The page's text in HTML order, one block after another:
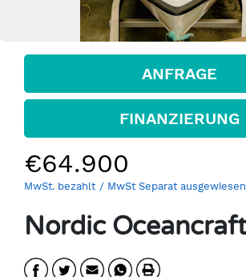
€64.900
MwSt. bezahlt / MwSt Separat ausgewiesen
Nordic
ANFRAGE
FINANZIERUNG